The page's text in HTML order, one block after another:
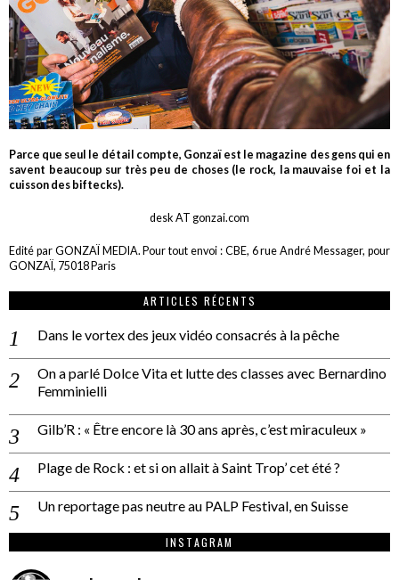
Parce que seul le détail compte, Gonzaï est le magazine des gens qui en
savent beaucoup sur très peu de choses (le rock, la mauvaise foi et la
cuisson des biftecks).
desk AT gonzai.com
Edité par GONZAÏ MEDIA. Pour tout envoi : CBE, 6 rue André Messager, pour
GONZAÏ, 75018 Paris
ARTICLES RÉCENTS
Dans le vortex des jeux vidéo consacrés à la pêche
On a parlé Dolce Vita et lutte des classes avec Bernardino
Femminielli
Gilb’R : « Être encore là 30 ans après, c’est miraculeux »
Plage de Rock : et si on allait à Saint Trop’ cet été ?
Un reportage pas neutre au PALP Festival, en Suisse
INSTAGRAM